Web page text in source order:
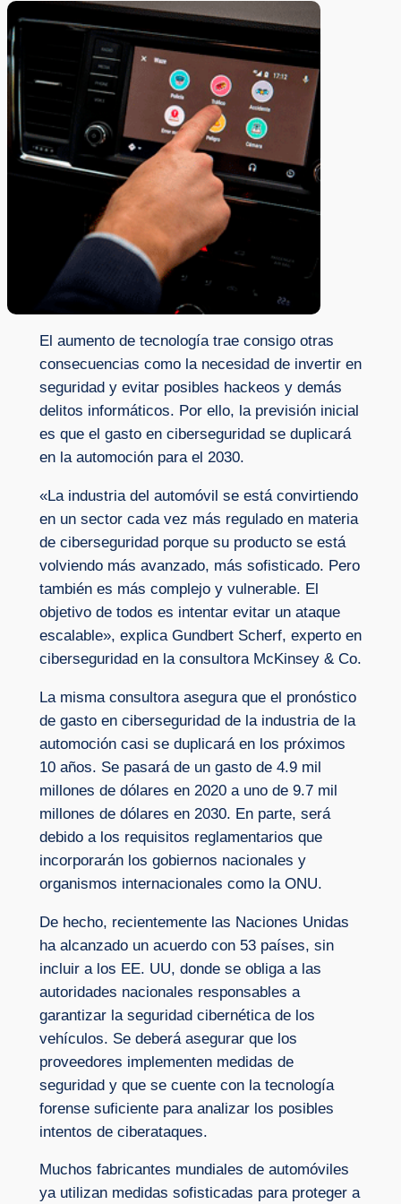
El aumento de tecnología trae consigo otras
consecuencias como la necesidad de invertir en
seguridad y evitar posibles hackeos y demás
delitos informáticos. Por ello, la previsión inicial
es que el gasto en ciberseguridad se duplicará
en la automoción para el 2030.
«La industria del automóvil se está convirtiendo
en un sector cada vez más regulado en materia
de ciberseguridad porque su producto se está
volviendo más avanzado, más sofisticado. Pero
también es más complejo y vulnerable. El
objetivo de todos es intentar evitar un ataque
escalable», explica Gundbert Scherf, experto en
ciberseguridad en la consultora McKinsey & Co.
La misma consultora asegura que el pronóstico
de gasto en ciberseguridad de la industria de la
automoción casi se duplicará en los próximos
10 años. Se pasará de un gasto de 4.9 mil
millones de dólares en 2020 a uno de 9.7 mil
millones de dólares en 2030. En parte, será
debido a los requisitos reglamentarios que
incorporarán los gobiernos nacionales y
organismos internacionales como la ONU.
De hecho, recientemente las Naciones Unidas
ha alcanzado un acuerdo con 53 países, sin
incluir a los EE. UU, donde se obliga a las
autoridades nacionales responsables a
garantizar la seguridad cibernética de los
vehículos. Se deberá asegurar que los
proveedores implementen medidas de
seguridad y que se cuente con la tecnología
forense suficiente para analizar los posibles
intentos de ciberataques.
Muchos fabricantes mundiales de automóviles
ya utilizan medidas sofisticadas para proteger a